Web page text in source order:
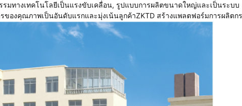
รมทางเทคโนโลยีเป็นแรงขับเคลื่อน, รูปแบบการผลิตขนาดใหญ่และเป็นระบบ
ของคุณภาพเป็นอันดับแรกและมุ่งเน้นลูกค้าZKTD สร้างแพลตฟอร์มการผลิตก